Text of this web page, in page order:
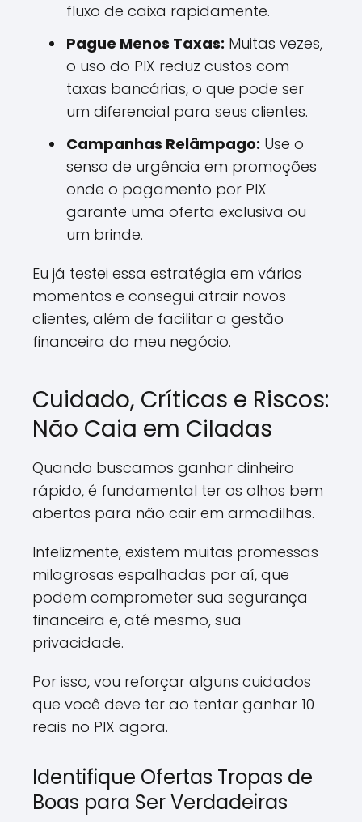
fluxo de caixa rapidamente.
Pague Menos Taxas: Muitas vezes,
o uso do PIX reduz custos com
taxas bancárias, o que pode ser
um diferencial para seus clientes.
Campanhas Relâmpago: Use o
senso de urgência em promoções
onde o pagamento por PIX
garante uma oferta exclusiva ou
um brinde.
Eu já testei essa estratégia em vários
momentos e consegui atrair novos
clientes, além de facilitar a gestão
financeira do meu negócio.
Cuidado, Críticas e Riscos:
Não Caia em Ciladas
Quando buscamos ganhar dinheiro
rápido, é fundamental ter os olhos bem
abertos para não cair em armadilhas.
Infelizmente, existem muitas promessas
milagrosas espalhadas por aí, que
podem comprometer sua segurança
financeira e, até mesmo, sua
privacidade.
Por isso, vou reforçar alguns cuidados
que você deve ter ao tentar ganhar 10
reais no PIX agora.
Identifique Ofertas Tropas de
Boas para Ser Verdadeiras